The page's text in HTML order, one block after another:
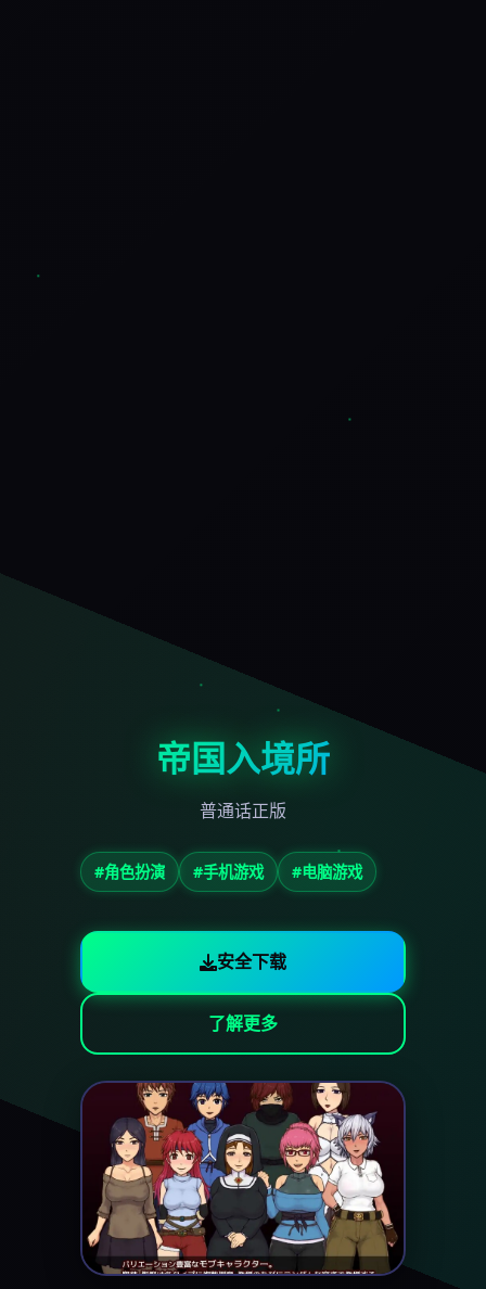
帝国入境所
普通话正版
#角色扮演 #手机游戏 #电脑游戏
安全下载
了解更多